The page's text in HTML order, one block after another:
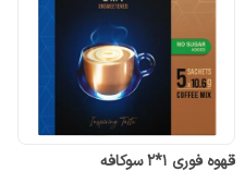
قهوه فوری 1*2 سوکافه